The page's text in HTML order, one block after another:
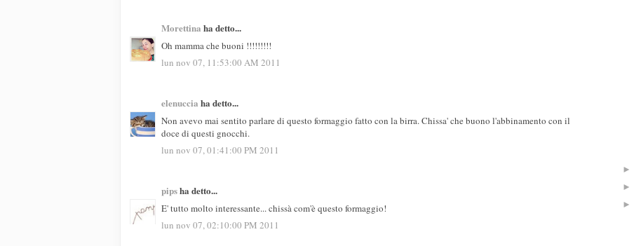
Morettina ha detto...
Oh mamma che buoni !!!!!!!!!
lun nov 07, 11:53:00 AM 2011
elenuccia ha detto...
Non avevo mai sentito parlare di questo formaggio fatto con la birra. Chissa' che buono l'abbinamento con il
doce di questi gnocchi.
lun nov 07, 01:41:00 PM 2011
pipsha detto...
E' tutto molto interessante... chissà com'è questo formaggio!
lun nov 07, 02:10:00 PM 2011
►
►
►